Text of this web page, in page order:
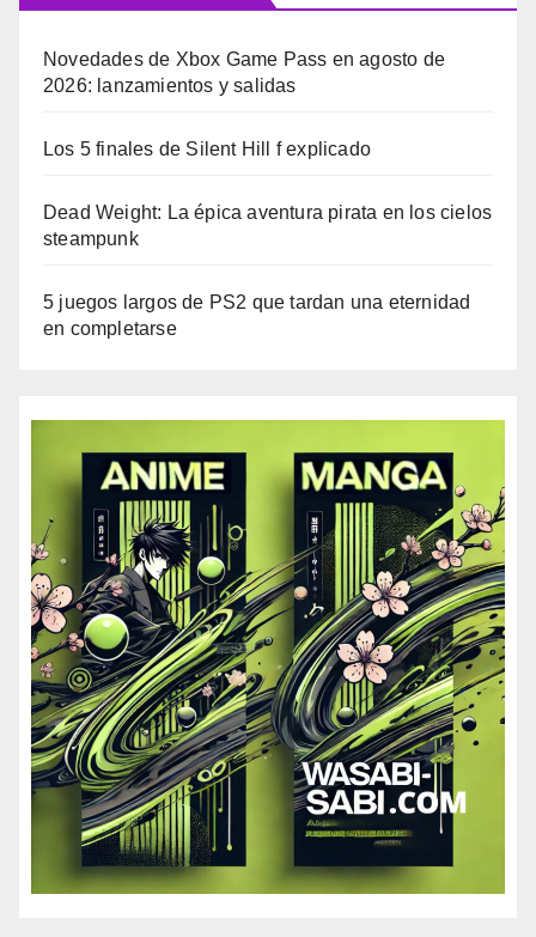
Novedades de Xbox Game Pass en agosto de
2026: lanzamientos y salidas
Los 5 finales de Silent Hill f explicado
Dead Weight: La épica aventura pirata en los cielos
steampunk
5 juegos largos de PS2 que tardan una eternidad
en completarse